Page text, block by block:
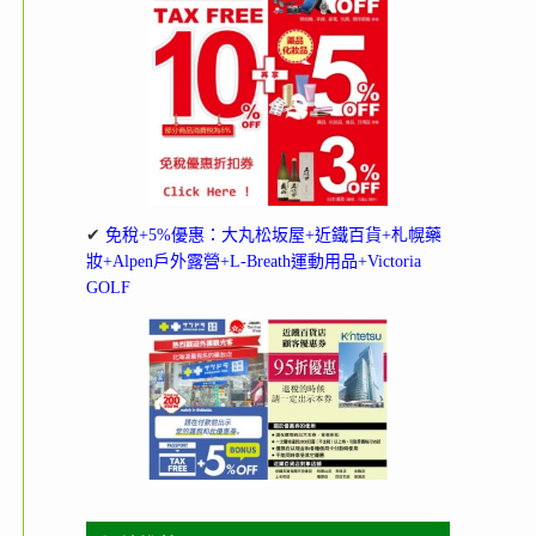
✔ 免稅+5%優惠：大丸松坂屋+近鐵百貨+札幌藥
妝+Alpen戶外露營+L-Breath運動用品+Victoria
GOLF